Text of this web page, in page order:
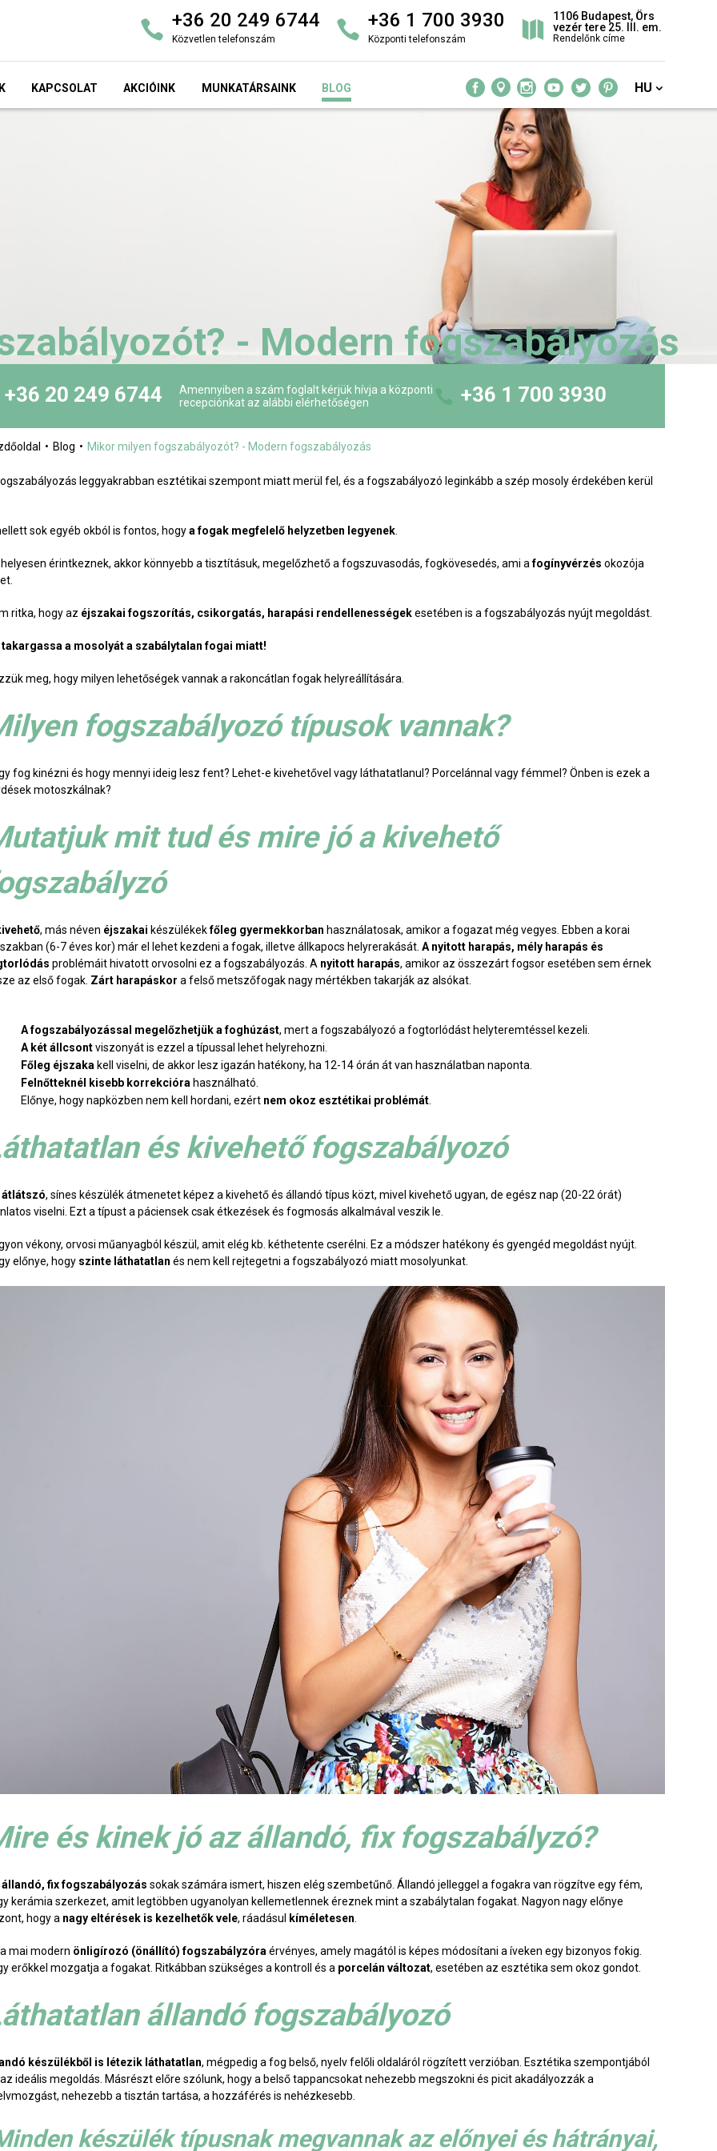
+36 20 249 6744
Közvetlen telefonszám
+36 1 700 3930
Központi telefonszám
1106 Budapest, Örs
vezér tere 25. III. em.
Rendelőnk címe
KAPCSOLAT AKCIÓINK MUNKATÁRSAINK BLOG HU
- Modern fogszabályozás
+36 20 249 6744
Amennyiben a szám foglalt kérjük hívja a központi
recepciónkat az alábbi elérhetőségen
+36 1 700 3930
Blog Mikor milyen fogszabályozót? - Modern fogszabályozás
leggyakrabban esztétikai szempont miatt merül fel, és a fogszabályozó leginkább a szép mosoly érdekében kerül
sok egyéb okból is fontos, hogya fogak megfelelő helyzetben legyenek.
helyesen érintkeznek, akkor könnyebb a tisztításuk, megelőzhető a fogszuvasodás, fogkövesedés, ami afogínyvérzés okozója
ritka, hogy az éjszakai fogszorítás, csikorgatás, harapási rendellenességekesetében is a fogszabályozás nyújt megoldást.
takargassa a mosolyát a szabálytalan fogai miatt!
meg, hogy milyen lehetőségek vannak a rakoncátlan fogak helyreállítására.
fogszabályozó típusok vannak?
fog kinézni és hogy mennyi ideig lesz fent? Lehet-e kivehetővel vagy láthatatlanul? Porcelánnal vagy fémmel? Önben is ezek a
motoszkálnak?
mit tud és mire jó a kivehető
, más néven éjszakai készülékekfőleg gyermekkorban használatosak, amikor a fogazat még vegyes. Ebben a korai
(6-7 éves kor) már el lehet kezdeni a fogak, illetve állkapocs helyrerakását.A nyitott harapás, mély harapás és
problémáit hivatott orvosolni ez a fogszabályozás. A nyitott harapás, amikor az összezárt fogsor esetében sem érnek
az első fogak. Zárt harapáskor a felső metszőfogak nagy mértékben takarják az alsókat.
A fogszabályozással megelőzhetjük a foghúzást, mert a fogszabályozó a fogtorlódást helyteremtéssel kezeli.
A két állcsontviszonyát is ezzel a típussal lehet helyrehozni.
Főleg éjszaka kell viselni, de akkor lesz igazán hatékony, ha 12-14 órán át van használatban naponta.
Felnőtteknél kisebb korrekcióra használható.
Előnye, hogy napközben nem kell hordani, ezért nem okoz esztétikai problémát.
és kivehető fogszabályozó
átlátszó, sínes készülék átmenetet képez a kivehető és állandó típus közt, mivel kivehető ugyan, de egész nap (20-22 órát)
viselni. Ezt a típust a páciensek csak étkezések és fogmosás alkalmával veszik le.
vékony, orvosi műanyagból készül, amit elég kb. kéthetente cserélni. Ez a módszer hatékony és gyengéd megoldást nyújt.
előnye, hogy szinte láthatatlan és nem kell rejtegetni a fogszabályozó miatt mosolyunkat.
és kinek jó az állandó, fix fogszabályzó?
állandó, fix fogszabályozás sokak számára ismert, hiszen elég szembetűnő. Állandó jelleggel a fogakra van rögzítve egy fém,
kerámia szerkezet, amit legtöbben ugyanolyan kellemetlennek éreznek mint a szabálytalan fogakat. Nagyon nagy előnye
hogy a nagy eltérések is kezelhetők vele, ráadásul kíméletesen
a mai modern önligírozó (önállító) fogszabályzóraérvényes, amely magától is képes módosítani a íveken egy bizonyos fokig.
erőkkel mozgatja a fogakat. Ritkábban szükséges a kontroll és a porcelán változat, esetében az esztétika sem okoz gondot.
állandó fogszabályozó
készülékből is létezik láthatatlan, mégpedig a fog belső, nyelv felőli oldaláról rögzített verzióban. Esztétika szempontjából
ideális megoldás. Másrészt előre szólunk, hogy a belső tappancsokat nehezebb megszokni és picit akadályozzák a
nehezebb a tisztán tartása, a hozzáférés is nehézkesebb.
készülék típusnak megvannak az előnyei és hátrányai,